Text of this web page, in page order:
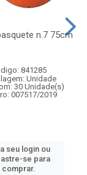
n.7 75cm
841285
Unidade
30 Unidade(s)
007517/2019
seu login ou
se para
comprar.